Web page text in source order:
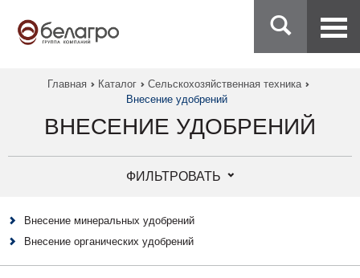
Главная Каталог
Сельскохозяйственная техника
Внесение удобрений
ВНЕСЕНИЕ УДОБРЕНИЙ
ФИЛЬТРОВАТЬ
Внесение минеральных удобрений
Внесение органических удобрений